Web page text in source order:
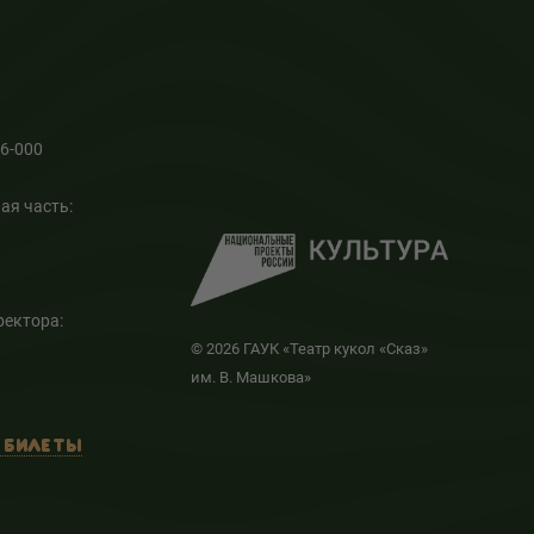
000
часть:
БИЛЕТЫ
© 2026 ГАУК «Театр кукол «Сказ»
им. В. Машкова»